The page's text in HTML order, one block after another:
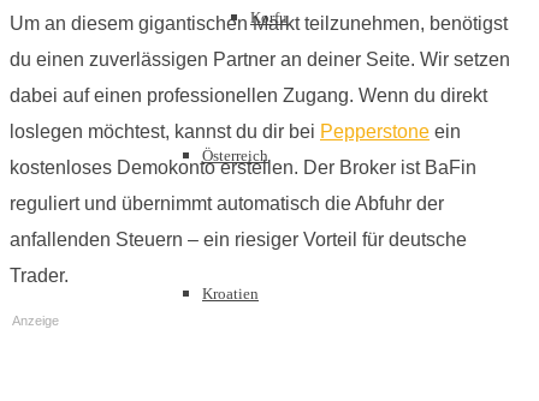
Korfu
Österreich
Kroatien
Um an diesem gigantischen Markt teilzunehmen, benötigst
du einen zuverlässigen Partner an deiner Seite. Wir setzen
dabei auf einen professionellen Zugang. Wenn du direkt
loslegen möchtest, kannst du dir bei Pepperstone ein
kostenloses Demokonto erstellen. Der Broker ist BaFin
reguliert und übernimmt automatisch die Abfuhr der
anfallenden Steuern – ein riesiger Vorteil für deutsche
Trader.
Anzeige